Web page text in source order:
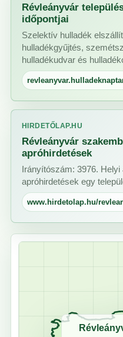
Révleányvár
időpontjai
Szelektív hulladék
hulladékgyűjtés,
hulladékudvar és
HIRDETŐLAP.HU
Révleányvár
apróhirdetések
Irányítószám: 3976.
apróhirdetések egy
www.hirdetolap.hu/